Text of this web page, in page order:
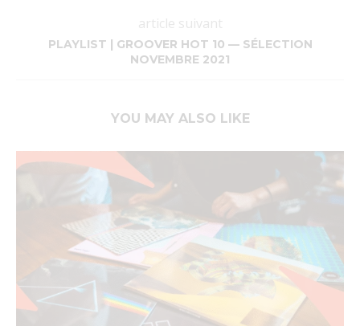
article suivant
PLAYLIST | GROOVER HOT 10 — SÉLECTION
NOVEMBRE 2021
YOU MAY ALSO LIKE